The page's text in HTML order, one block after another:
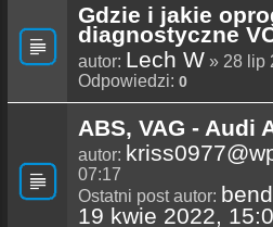
Gdzie i jakie
diagnostyczne
autor: Lech W » 28 lip
Odpowiedzi: 0
ABS, VAG - Audi
autor:
07:17
Ostatni post autor:
19 kwie 2022,